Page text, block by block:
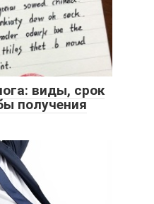
виды, срок
получения